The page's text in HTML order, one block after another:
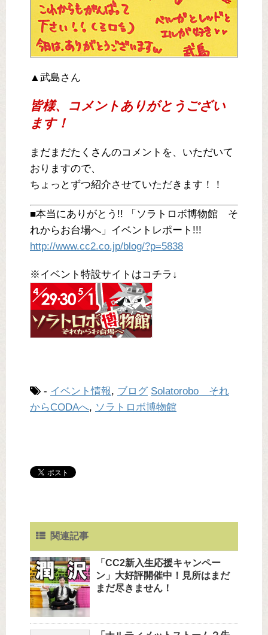
▲武島さん
皆様、コメントありがとうござい
ます！
まだまだたくさんのコメントを、いただいて
おりますので、
ちょっとずつ紹介させていただきます！！
■本当にありがとう!! 「ソラトロボ博物館 そ
れからお台場へ」イベントレポート!!!
http://www.cc2.co.jp/blog/?p=5838
※イベント特設サイトはコチラ↓
- イベント情報, ブログ Solatorobo それ
からCODAへ, ソラトロボ博物館
関連記事
「CC2新入生応援キャンペー
ン」大好評開催中！見所はまだ
まだ尽きません！